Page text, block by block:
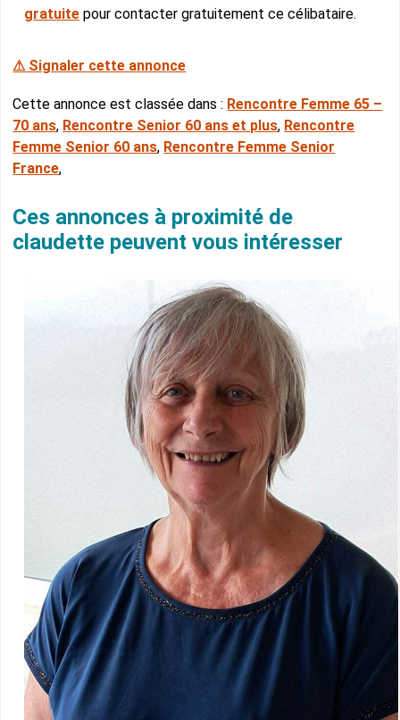
gratuitepour contacter gratuitement ce célibataire.
⚠ Signaler cette annonce
Cette annonce est classée dans : Rencontre Femme 65 –
70 ans, Rencontre Senior 60 ans et plus, Rencontre
Femme Senior 60 ans, Rencontre Femme Senior
France,
Ces annonces à proximité de
claudette peuvent vous intéresser